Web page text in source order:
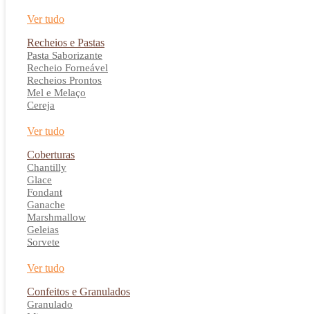
Ver tudo
Recheios e Pastas
Pasta Saborizante
Recheio Forneável
Recheios Prontos
Mel e Melaço
Cereja
Ver tudo
Coberturas
Chantilly
Glace
Fondant
Ganache
Marshmallow
Geleias
Sorvete
Ver tudo
Confeitos e Granulados
Granulado